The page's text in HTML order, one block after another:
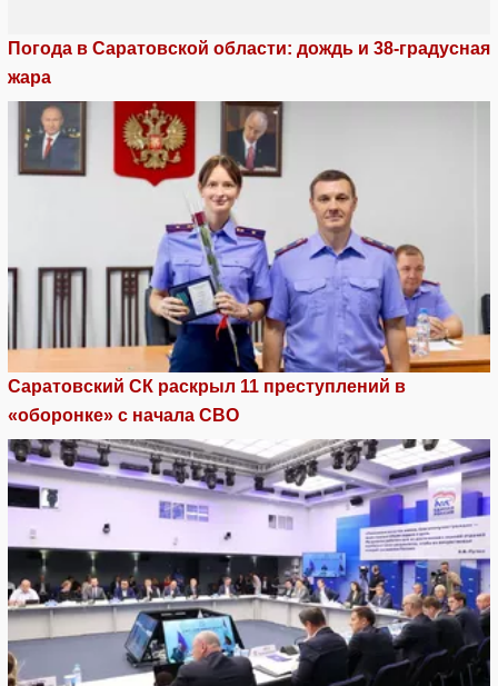
Погода в Саратовской области: дождь и 38-градусная
жара
Саратовский СК раскрыл 11 преступлений в
«оборонке» с начала СВО